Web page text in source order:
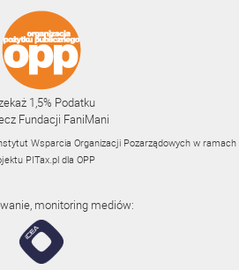
1,5% Podatku
Fundacji FaniMani
Wsparcia Organizacji Pozarządowych w ramach
PITax.pl dla OPP
monitoring mediów: